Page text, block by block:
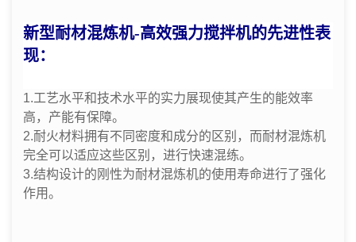
新型耐材混炼机-高效强力搅拌机的先进性表
现：
1.工艺水平和技术水平的实力展现使其产生的能效率
高，产能有保障。
2.耐火材料拥有不同密度和成分的区别，而耐材混炼机
完全可以适应这些区别，进行快速混练。
3.结构设计的刚性为耐材混炼机的使用寿命进行了强化
作用。